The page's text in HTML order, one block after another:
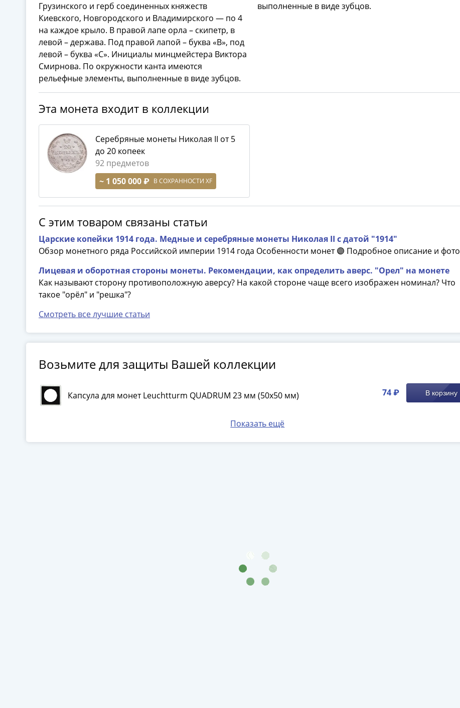
Грузинского и герб соединенных княжеств
Киевского, Новгородского и Владимирского — по 4
на каждое крыло. В правой лапе орла – скипетр, в
левой – держава. Под правой лапой – буква «В», под
левой – буква «С». Инициалы минцмейстера Виктора
Смирнова. По окружности канта имеются
рельефные элементы, выполненные в виде зубцов.
выполненные в виде зубцов.
Эта монета входит в коллекции
Серебряные монеты Николая II от 5
до 20 копеек
92 предметов
~ 1 050 000 ₽ В СОХРАННОСТИ XF
С этим товаром связаны статьи
Царские копейки 1914 года. Медные и серебряные монеты Николая II с датой "1914"
Обзор монетного ряда Российской империи 1914 года Особенности монет 🟣 Подробное описание и фото
Лицевая и оборотная стороны монеты. Рекомендации, как определить аверс. "Орел" на монете
Как называют сторону противоположную аверсу? На какой стороне чаще всего изображен номинал? Что
такое "орёл" и "решка"?
Смотреть все лучшие статьи
Возьмите для защиты Вашей коллекции
Капсула для монет Leuchtturm QUADRUM 23 мм (50х50 мм) 74 ₽ В корзину
Показать ещё
Получите бесплатно набор всех 18
новинок ЦБ России 2026 года!